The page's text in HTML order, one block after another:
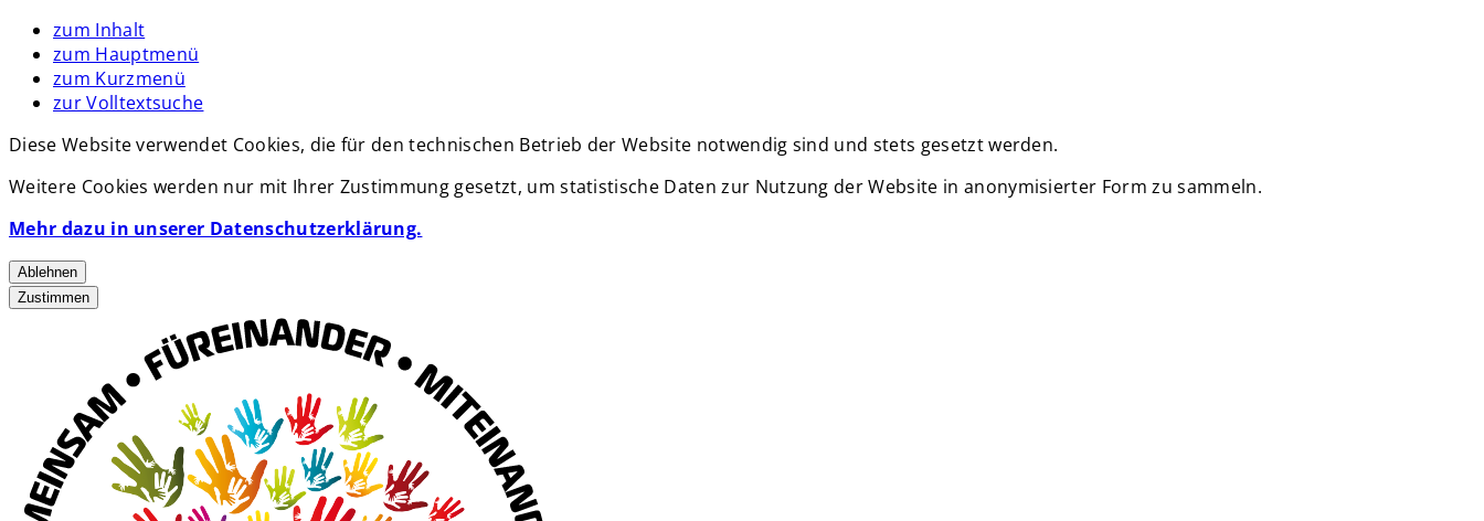
zum Inhalt
zum Hauptmenü
zum Kurzmenü
zur Volltextsuche
Diese Website verwendet Cookies, die für den technischen Betrieb der Website notwendig sind und stets gesetzt werden.
Weitere Cookies werden nur mit Ihrer Zustimmung gesetzt, um statistische Daten zur Nutzung der Website in anonymisierter Form zu sammeln.
Mehr dazu in unserer Datenschutzerklärung.
Ablehnen
Zustimmen